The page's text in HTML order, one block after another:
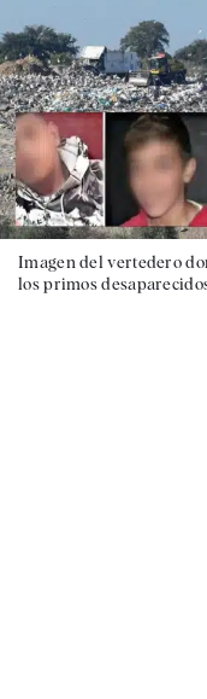
Imagen del vertedero
los primos